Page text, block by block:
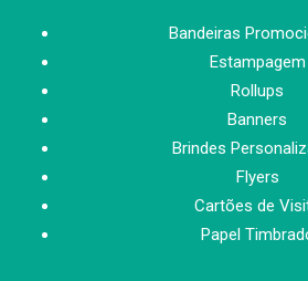
Bandeiras
Estampagem
Rollups
Banners
Brindes
Flyers
Cartões de
Papel